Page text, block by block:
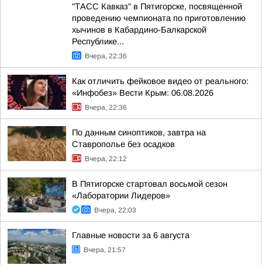
"ТАСС Кавказ" в Пятигорске, посвященной
проведению чемпионата по приготовлению
хычинов в Кабардино-Балкарской
Республике...
Вчера, 22:36
Как отличить фейковое видео от реального:
«Инфобез» Вести Крым: 06.08.2026
Вчера, 22:36
По данным синоптиков, завтра на
Ставрополье без осадков
Вчера, 22:12
В Пятигорске стартовал восьмой сезон
«Лаборатории Лидеров»
Вчера, 22:03
Главные новости за 6 августа
Вчера, 21:57